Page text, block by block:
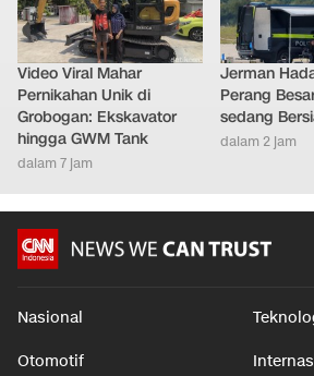
Video Viral Mahar
Pernikahan Unik di
Grobogan: Ekskavator
hingga GWM Tank
dalam 7 jam
Jerman
Perang
sedang
dalam 2 jam
Nasional
Otomotif